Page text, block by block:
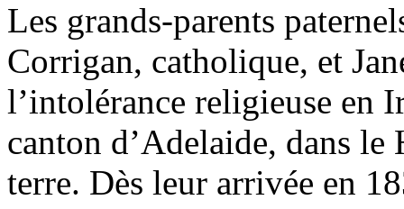
Les grands-parents
Corrigan, catholique, et
l’intolérance religieuse en
canton d’Adelaide, dans
terre. Dès leur arrivée en